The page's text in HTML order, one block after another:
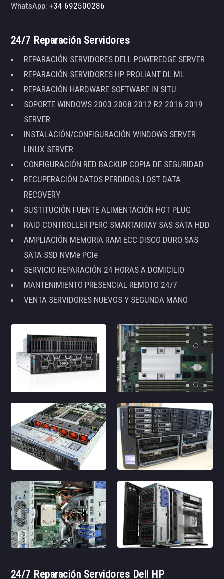
WhatsApp:+34 692500286
24/7 Reparación Servidores
REPARACIÓN SERVIDORES DELL POWEREDGE SERVER
REPARACIÓN SERVIDORES HP PROLIANT DL ML
REPARACIÓN HARDWARE SOFTWARE IN SITU
SOPORTE WINDOWS 2003 2008 2012 R2 2016 2019
SERVER
INSTALACIÓN/CONFIGURACIÓN WINDOWS SERVER
LINUX SERVER
CONFIGURACIÓN RED BACKUP COPIA DE SEGURIDAD
RECUPERACIÓN DATOS PERDIDOS, LOST DATA
RECOVERY
SUSTITUCIÓN FUENTE ALIMENTACIÓN HOT PLUG
RAID CONTROLLER PERC SMARTARRAY SAS SATA HDD
AMPLIACIÓN MEMORIA RAM ECC DISCO DURO SAS
SATA SSD NVMe PCIe
SERVICIO REPARACIÓN 24 HORAS A DOMICILIO
MANTENIMIENTO PRESENCIAL REMOTO 24/7
VENTA SERVIDORES NUEVOS Y SEGUNDA MANO
24/7 Reparación Servidores Dell HP